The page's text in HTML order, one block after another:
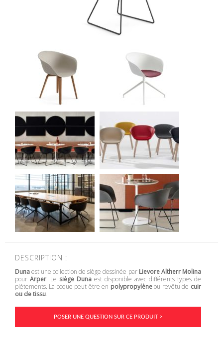
DESCRIPTION :
Dunaest une collection de siège dessinée par Lievore Altherr Molina
pour Arper. Le siège Dunaest disponible avec différents types de
piétements. La coque peut être en polypropylèneou revêtu de cuir
ou de tissu.
POSER UNE QUESTION SUR CE PRODUIT >